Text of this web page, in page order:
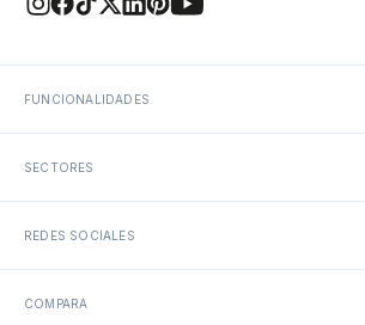
FUNCIONALIDADES
Análisis de redes sociales
Programador de redes sociales
Conversaciones en redes sociales
Herramientas de IA
SECTORES
Agencias
Alimentación y bebidas
Salud, bienestar y deporte
REDES SOCIALES
Instagram
COMPARA